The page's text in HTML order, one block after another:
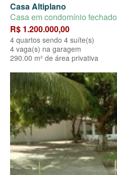
Casa Altiplano
Casa em condomínio fechado
R$ 1.200.000,00
4 quartos sendo 4 suíte(s)
4 vaga(s) na garagem
290.00 m² de área privativa